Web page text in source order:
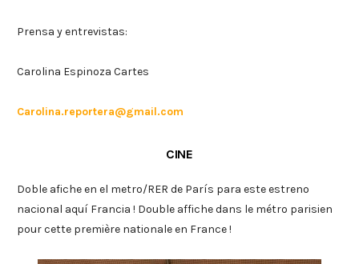
Prensa y entrevistas:
Carolina Espinoza Cartes
Carolina.reportera@gmail.com
CINE
Doble afiche en el metro/RER de París para este estreno
nacional aquí Francia ! Double affiche dans le métro parisien
pour cette première nationale en France !